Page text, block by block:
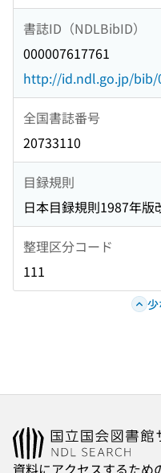
書誌ID（NDLBibID）
000007617761
http://id.ndl.go.jp/bib/
全国書誌番号
20733110
目録規則
日本目録規則1987年版
整理区分コード
111
少
資料にアクセスするため